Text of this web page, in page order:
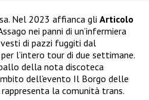
Nel 2023 affianca gli Articolo
nei panni di un’infermiera
di pazzi fuggiti dal
l’intero tour di due settimane.
della nota discoteca
dell’evento Il Borgo delle
rappresenta la comunità trans.